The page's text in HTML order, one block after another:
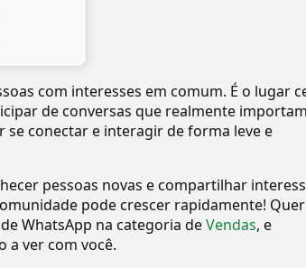
com interesses em comum. É o lugar
de conversas que realmente
conectar e interagir de forma leve e
pessoas novas e compartilhar
pode crescer rapidamente! Quer
WhatsApp na categoria deVendas, e
a ver com você.